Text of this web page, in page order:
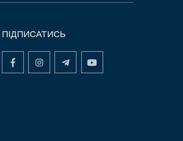
ПІДПИСАТИСЬ